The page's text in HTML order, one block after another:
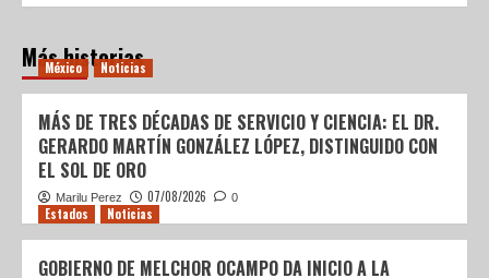
Más historias
México Noticias
MÁS DE TRES DÉCADAS DE SERVICIO Y CIENCIA: EL DR.
GERARDO MARTÍN GONZÁLEZ LÓPEZ, DISTINGUIDO CON
EL SOL DE ORO
Marilu Perez 07/08/2026 0
Estados Noticias
GOBIERNO DE MELCHOR OCAMPO DA INICIO A LA